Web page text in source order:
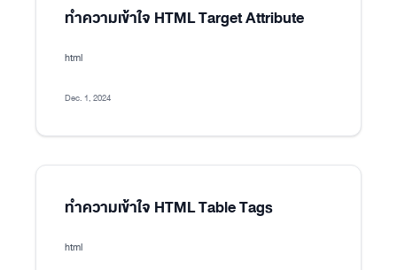
ทำความเข้าใจ HTML Target Attribute
html
Dec. 1, 2024
ทำความเข้าใจ HTML Table Tags
html